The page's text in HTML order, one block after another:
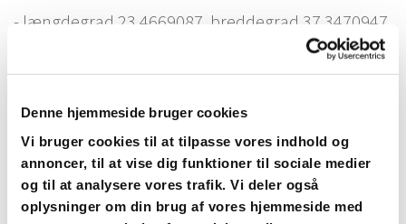
Denne hjemmeside bruger cookies
Vi bruger cookies til at tilpasse vores indhold og
annoncer, til at vise dig funktioner til sociale medier
og til at analysere vores trafik. Vi deler også
oplysninger om din brug af vores hjemmeside med
- længdegrad 23.4669087, breddegrad 37.3470947
Agia Fotini (området, hvor VillaHydra ligger):
- længdegrad 23.47487, breddegrad 37.345323